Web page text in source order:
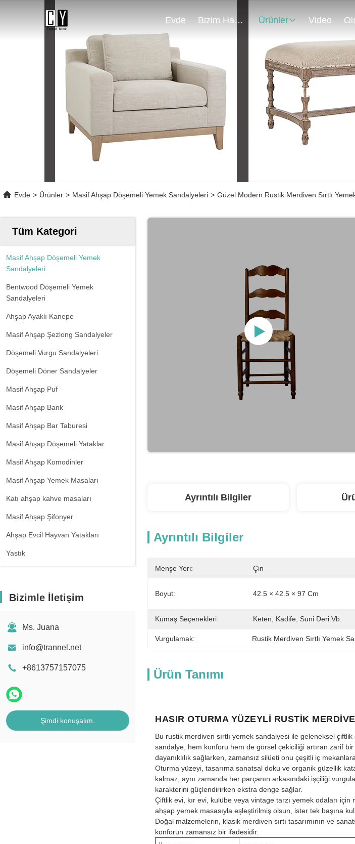
Evde Bizim Hakkımızda Ürünler Video
Ürün
Evde > Ürünler > Masif Ahşap Döşemeli Yemek Sandalyeleri > Güzel Modern Rustik Merdiven Sırtlı
Tüm Kategori
Masif Ahşap Döşemeli Yemek
Sandalyeleri
Bentwood Döşemeli Yemek
Sandalyeleri
Ahşap Ayaklı Kanepe
Masif Ahşap Şezlong Sandalyeler
Döşemeli Vurgu Sandalyeleri
Döşemeli Döner Sandalyeler
Masif Ahşap Puf
Masif Ahşap Bank
Masif Ahşap Bar Taburesi
Masif Ahşap Döşemeli Yataklar
Masif Ahşap Komodinler
Masif Ahşap Yemek Masaları
Katı ahşap kahve masaları
Masif Ahşap Şifonyer
Ahşap Evcil Hayvan Yatakları
Yastık
Bizimle İletişim
Ms. Juana
info@trannel.net
+8613757157075
Şimdi konuşalım.
Ayrıntılı Bilgiler
Ayrıntılı Bilgiler
Menşe Yeri: Çin
Boyut: 42.5 × 42.5 × 97 Cm
Kumaş Seçenekleri: Keten, Kadife, Suni Deri Vb.
Vurgulamak: Rustik Merdiven Sırtlı Yemek
Ürün Tanımı
HASIR OTURMA YÜZEYLI RUSTIK
Bu rustik merdiven sırtlı yemek sandalyesi ile geleneksel
sandalye, hem konforu hem de görsel çekiciliği artıran zarif
dayanıklılık sağlarken, zamansız silüeti onu çeşitli iç
Oturma yüzeyi, tasarıma sanatsal doku ve organik güzellik
kalmaz, aynı zamanda her parçanın arkasındaki işçiliği
karakterini güçlendirirken ekstra denge sağlar.
Çiftlik evi, kır evi, kulübe veya vintage tarzı yemek odaları
ahşap yemek masasıyla eşleştirilmiş olsun, ister tek başına
Doğal malzemelerin, klasik merdiven sırtı tasarımının ve
konforun zamansız bir ifadesidir.